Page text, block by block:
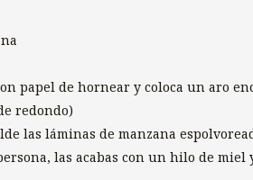
papel de hornear y coloca un aro
redondo)
las láminas de manzana
las acabas con un hilo de miel